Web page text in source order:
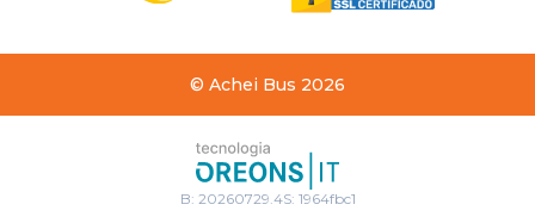
© Achei Bus 2026
B: 20260729.4S: 1964fbc1